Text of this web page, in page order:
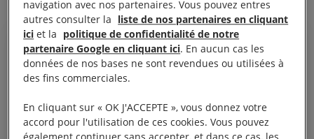
Si moi, adulte j’étais choquée,
imaginez les adolescentes, un
peu fragiles qui, en cherchant de
navigation avec nos partenaires. Vous pouvez entres
autres consulter la liste de nos partenaires en cliquant
ici et la politique de confidentialité de notre
partenaire Google en cliquant ici. En aucun cas les
données de nos bases ne sont revendues ou utilisées à
des fins commerciales.
En cliquant sur « OK J'ACCEPTE », vous donnez votre
accord pour l'utilisation de ces cookies. Vous pouvez